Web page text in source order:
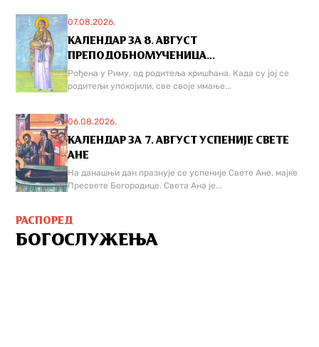
07.08.2026.
КАЛЕНДАР ЗА 8. АВГУСТ
ПРЕПОДОБНОМУЧЕНИЦА...
Рођена у Риму, од родитеља хришћана. Када су јој се
родитељи упокојили, све своје имање...
06.08.2026.
КАЛЕНДАР ЗА 7. АВГУСТ УСПЕНИЈЕ СВЕТЕ
АНЕ
На данашњи дан празнује се успеније Свете Ане, мајке
Пресвете Богородице. Света Ана је...
РАСПОРЕД
БОГОСЛУЖЕЊА